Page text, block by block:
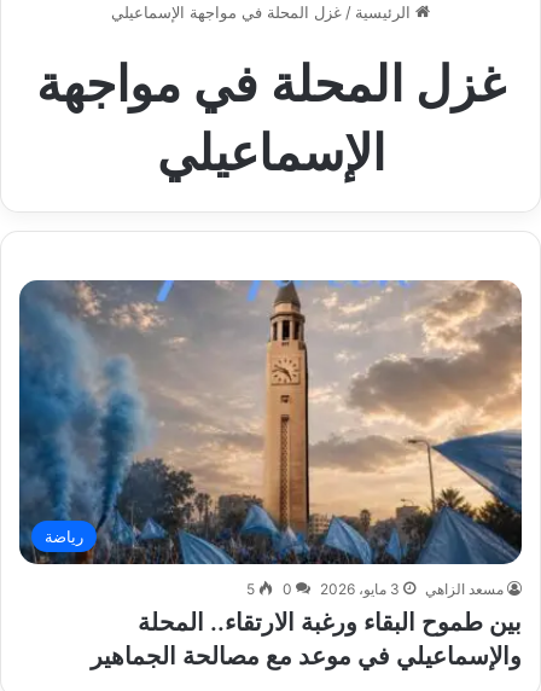
الرئيسية /غزل المحلة في مواجهة الإسماعيلي
غزل المحلة في مواجهة
الإسماعيلي
رياضة
مسعد الزاهي 3 مايو، 2026 0
5
بين طموح البقاء ورغبة الارتقاء.. المحلة
والإسماعيلي في موعد مع مصالحة الجماهير